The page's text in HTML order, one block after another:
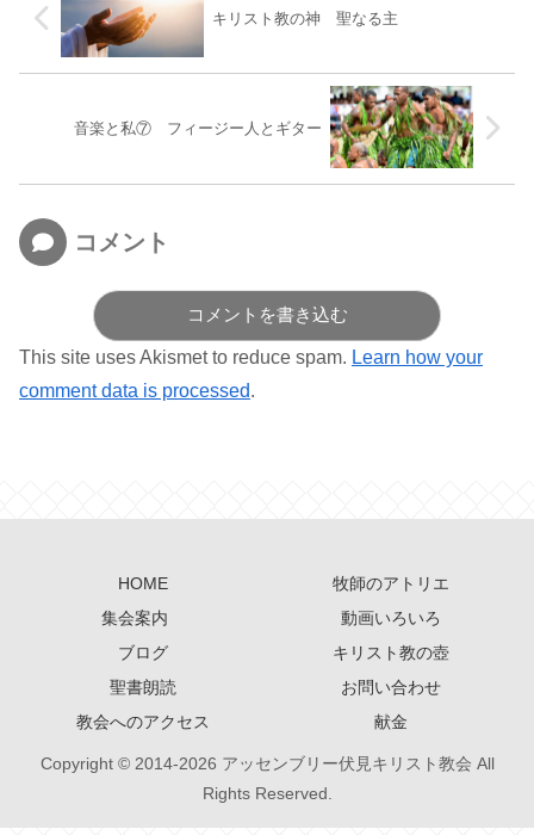
キリスト教の神 聖なる主
音楽と私⑦ フィージー人とギター
コメント
コメントを書き込む
This site uses Akismet to reduce spam. Learn how your
comment data is processed.
HOME
牧師のアトリエ
集会案内
動画いろいろ
ブログ
キリスト教の壺
聖書朗読
お問い合わせ
教会へのアクセス
献金
Copyright © 2014-2026 アッセンブリー伏見キリスト教会 All
Rights Reserved.